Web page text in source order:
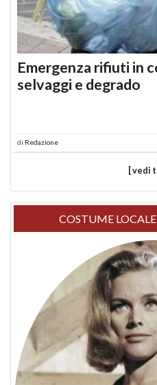
Emergenza rifiuti in
selvaggi e degrado
di Redazione
[ vedi
COSTUME